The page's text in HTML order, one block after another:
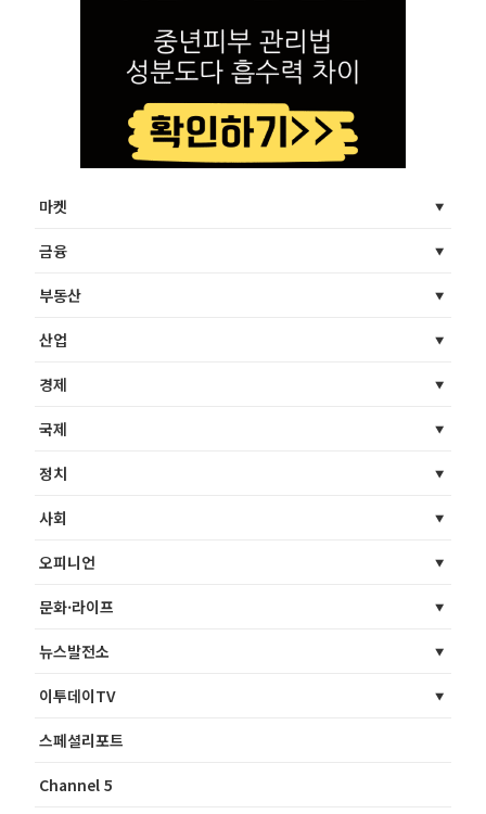
마켓
금융
부동산
산업
경제
국제
정치
사회
오피니언
문화·라이프
뉴스발전소
이투데이TV
스페셜리포트
Channel 5